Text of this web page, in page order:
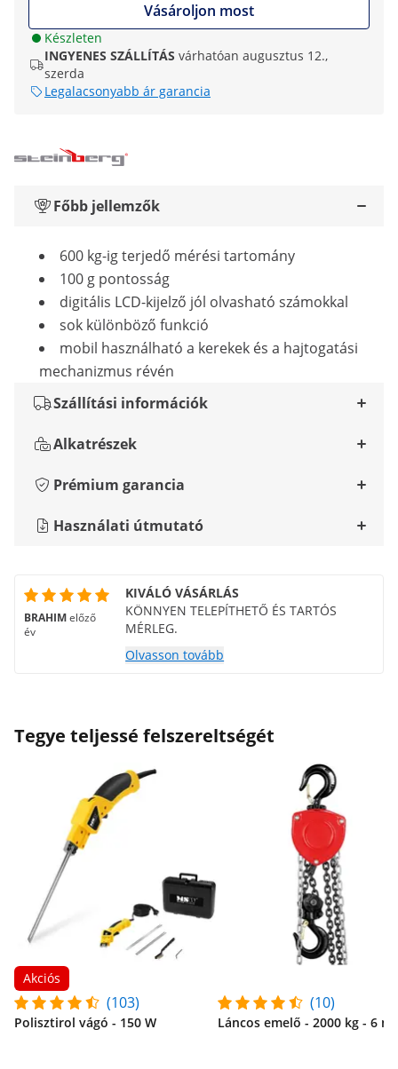
Vásároljon most
Készleten
INGYENES SZÁLLÍTÁS várhatóan augusztus 12.,
szerda
Legalacsonyabb ár garancia
Főbb jellemzők
600 kg-ig terjedő mérési tartomány
100 g pontosság
digitális LCD-kijelző jól olvasható számokkal
sok különböző funkció
mobil használható a kerekek és a hajtogatási
mechanizmus révén
Szállítási információk
Alkatrészek
Prémium garancia
Használati útmutató
BRAHIMelőző
év
KIVÁLÓ VÁSÁRLÁS
KÖNNYEN TELEPÍTHETŐ ÉS TARTÓS
MÉRLEG.
Olvasson tovább
Tegye teljessé felszereltségét
Akciós
(103)
Polisztirol vágó - 150 W
(10)
Láncos emelő - 2000 kg - 6 m